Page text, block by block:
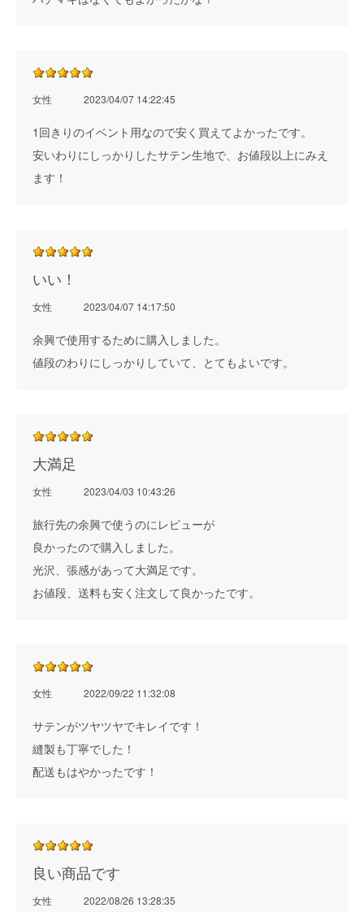
女性 2023/04/07 14:22:45
1回きりのイベント用なので安く買えてよかったです。
安いわりにしっかりしたサテン生地で、お値段以上にみえ
ます！
いい！
女性 2023/04/07 14:17:50
余興で使用するために購入しました。
値段のわりにしっかりしていて、とてもよいです。
大満足
女性 2023/04/03 10:43:26
旅行先の余興で使うのにレビューが
良かったので購入しました。
光沢、張感があって大満足です。
お値段、送料も安く注文して良かったです。
女性 2022/09/22 11:32:08
サテンがツヤツヤでキレイです！
縫製も丁寧でした！
配送もはやかったです！
良い商品です
女性 2022/08/26 13:28:35